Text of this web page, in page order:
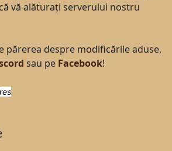
vă alăturați serverului nostru
părerea despre modificările aduse,
sau pe Facebook!